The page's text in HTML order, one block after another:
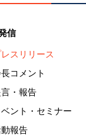
信
スリリース
コメント
・報告
ベント・セミナー
報告